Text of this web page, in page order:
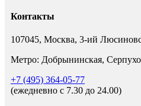
Контакты
107045, Москва, 3-ий
Метро: Добрынинская,
+7 (495) 364-05-77
(ежедневно c 7.30 до 24.00)